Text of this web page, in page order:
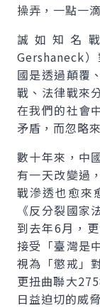
操弄，一點一
誠如知名
Gershaneck
國是透過顛覆
戰、法律戰來
在我們的社會
矛盾，而忽略
數十年來，中
有一天改變過
戰滲透也愈來
《反分裂國家
到去年6月，
接受「臺灣是
視為「懲戒」
更扭曲聯大
日益迫切的威